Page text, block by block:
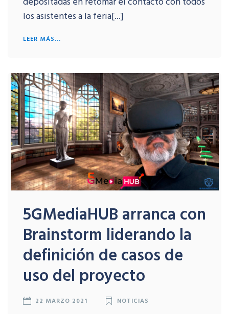
los asistentes a la feria[...]
LEER MÁS...
5GMediaHUB arranca con
Brainstorm liderando la
definición de casos de
uso del proyecto
22 MARZO 2021 NOTICIAS